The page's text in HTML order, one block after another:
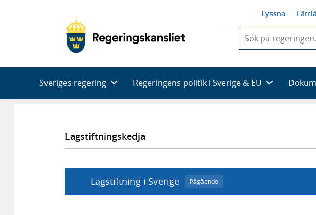
Lyssna
du
skriva
framträder
en
Sveriges regering Regeringens politik i Sverige & EU
Lagstiftningskedja
Lagstiftning i Sverige Pågående